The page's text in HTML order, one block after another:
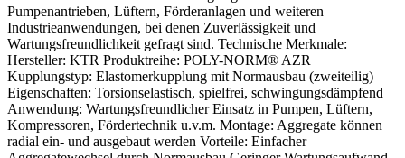
Pumpenantrieben, Lüftern, Förderanlagen und weiteren
Industrieanwendungen, bei denen Zuverlässigkeit und
Wartungsfreundlichkeit gefragt sind. Technische Merkmale:
Hersteller: KTR Produktreihe: POLY-NORM® AZR
Kupplungstyp: Elastomerkupplung mit Normausbau (zweiteilig)
Eigenschaften: Torsionselastisch, spielfrei, schwingungsdämpfend
Anwendung: Wartungsfreundlicher Einsatz in Pumpen, Lüftern,
Kompressoren, Fördertechnik u.v.m. Montage: Aggregate können
radial ein- und ausgebaut werden Vorteile: Einfacher